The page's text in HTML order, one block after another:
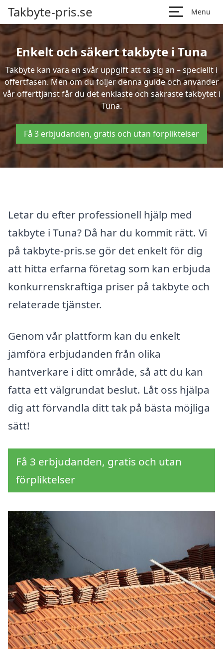
Takbyte-pris.se Menu
Enkelt och säkert takbyte i Tuna
Takbyte kan vara en svår uppgift att ta sig an – speciellt i
offertfasen. Men om du följer denna guide och använder
vår offerttjänst får du det enklaste och säkraste takbytet i
Tuna.
Få 3 erbjudanden, gratis och utan förpliktelser
Letar du efter professionell hjälp med
takbyte i Tuna? Då har du kommit rätt. Vi
på takbyte-pris.se gör det enkelt för dig
att hitta erfarna företag som kan erbjuda
konkurrenskraftiga priser på takbyte och
relaterade tjänster.
Genom vår plattform kan du enkelt
jämföra erbjudanden från olika
hantverkare i ditt område, så att du kan
fatta ett välgrundat beslut. Låt oss hjälpa
dig att förvandla ditt tak på bästa möjliga
sätt!
Få 3 erbjudanden, gratis och utan
förpliktelser